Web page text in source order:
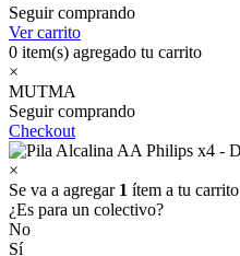
Seguir comprando
Ver carrito
0 item(s) agregado tu carrito
×
MUTMA
Seguir comprando
Checkout
×
Se va a agregar 1 ítem a tu carrito
¿Es para un colectivo?
No
Sí